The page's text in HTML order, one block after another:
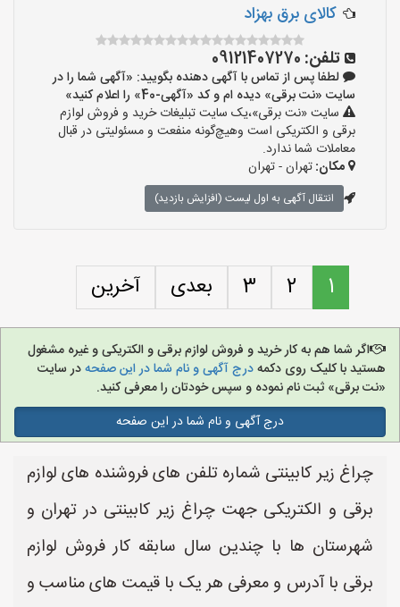
کالای برق بهزاد
تلفن: 09121407270
لطفا پس از تماس با آگهی دهنده بگویید: «آگهی شما را در
سایت «نت برقی» دیده ام و کد «آگهی-40» را اعلام کنید»
سایت «نت برقی»،یک سایت تبلیغات خرید و فروش لوازم
برقی و الکتریکی است وهیچ‌گونه منفعت و مسئولیتی در قبال
معاملات شما ندارد.
مکان:تهران - تهران
انتقال آگهی به اول لیست (افزایش بازدید)
1
2
3 بعدی آخرین
اگر شما هم به کار خرید و فروش لوازم برقی و الکتریکی و غیره مشغول
هستید با کلیک روی دکمهدرج آگهی و نام شما در این صفحهدر سایت
«نت برقی» ثبت نام نموده و سپس خودتان را معرفی کنید.
درج آگهی و نام شما در این صفحه
چراغ زیر کابینتی شماره تلفن های فروشنده های لوازم
برقی و الکتریکی جهت چراغ زیر کابینتی در تهران و
شهرستان ها با چندین سال سابقه کار فروش لوازم
برقی با آدرس و معرفی هر یک با قیمت های مناسب و